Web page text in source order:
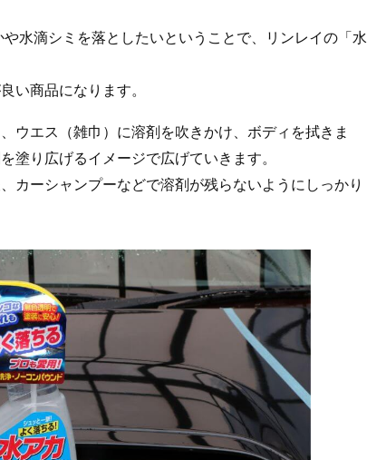
水滴シミを落としたいということで、リンレイの「水
い商品になります。
ウエス（雑巾）に溶剤を吹きかけ、ボディを拭きま
塗り広げるイメージで広げていきます。
カーシャンプーなどで溶剤が残らないようにしっかり